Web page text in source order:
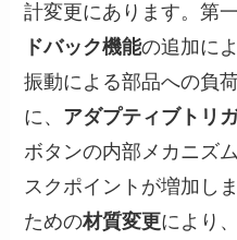
計変更にあります。第
ドバック機能の追加に
振動による部品への負
に、 アダプティブトリ
ボタンの内部メカニズ
スクポイントが増加し
ための材質変更により